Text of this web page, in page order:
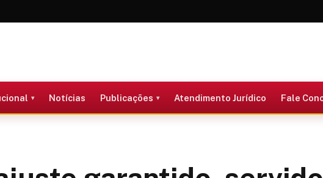
Notícias Publicações Atendimento Jurídico Fale